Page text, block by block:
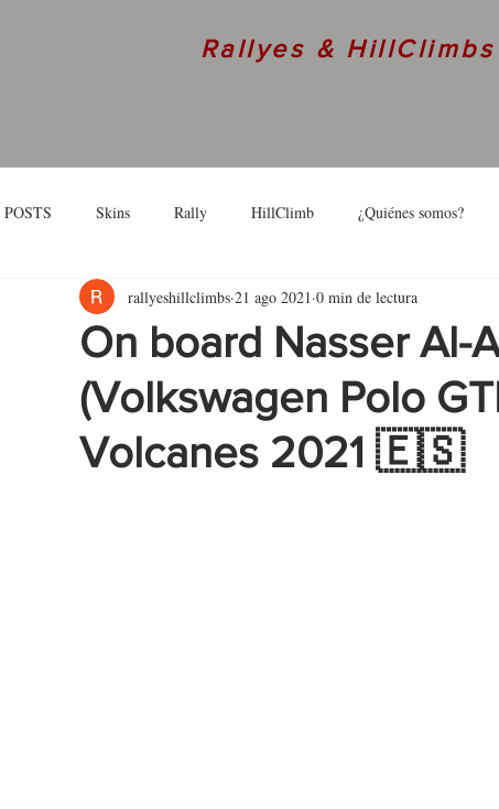
Rallyes & HillClimbs
Skins Rally HillClimb ¿Quiénes somos?
Interview
On board Nasser
(Volkswagen Polo
Volcanes 2021 🇪🇸
rallyeshillclimbs 21 ago 2021 0 min de lectura